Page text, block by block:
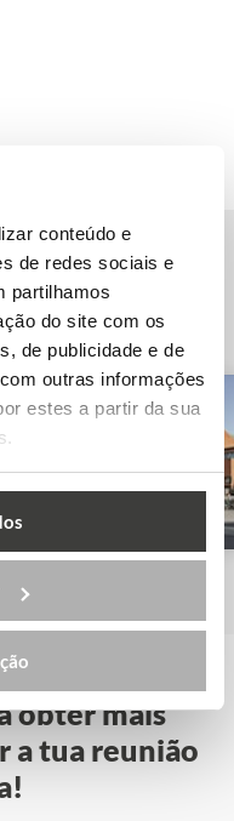
conteúdo e
de redes sociais e
partilhamos
do site com os
de publicidade e de
outras informações
estes a partir da sua
na Finlândia
of
obter mais
a tua reunião